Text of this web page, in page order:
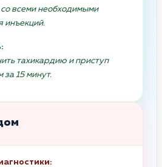
всеми необходимыми
инъекций.
тахикардию и приступ
за 15 минут.